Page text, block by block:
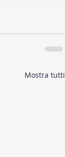
Mostra tutti